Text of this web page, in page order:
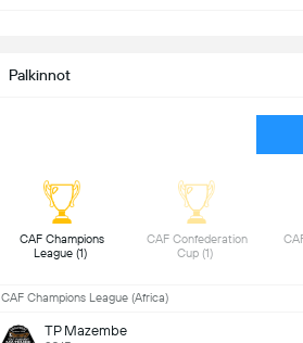
Palkinnot
CAF Champions
CAF Confederation
CAF Champions League (Africa)
TP Mazembe